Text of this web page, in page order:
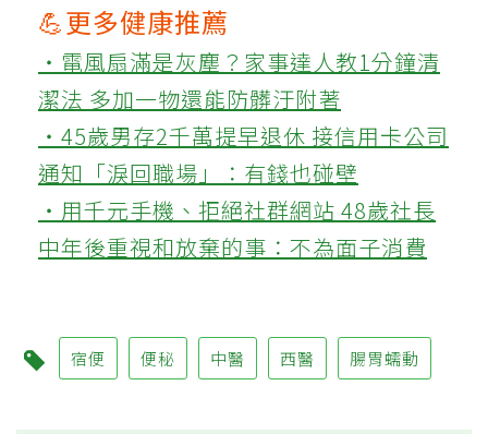
💪更多健康推薦
‧電風扇滿是灰塵？家事達人教1分鐘清
潔法 多加一物還能防髒汙附著
‧45歲男存2千萬提早退休 接信用卡公司
通知「淚回職場」：有錢也碰壁
‧用千元手機、拒絕社群網站 48歲社長
中年後重視和放棄的事：不為面子消費
宿便 便秘 中醫 西醫 腸胃蠕動